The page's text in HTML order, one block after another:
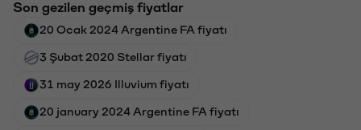
Son gezilen geçmiş fiyatlar
20 Ocak 2024 Argentine FA fiyatı
3 Şubat 2020 Stellar fiyatı
31 may 2026 Illuvium fiyatı
20 january 2024 Argentine FA fiyatı